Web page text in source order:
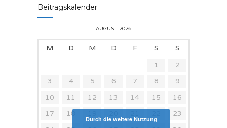
Beitragskalender
AUGUST 2026
M D M D F S
S
1
2
3
4 5 6 7 8
9
10
11 12 13 14 15
16
17
18
23
Durch die weitere Nutzung